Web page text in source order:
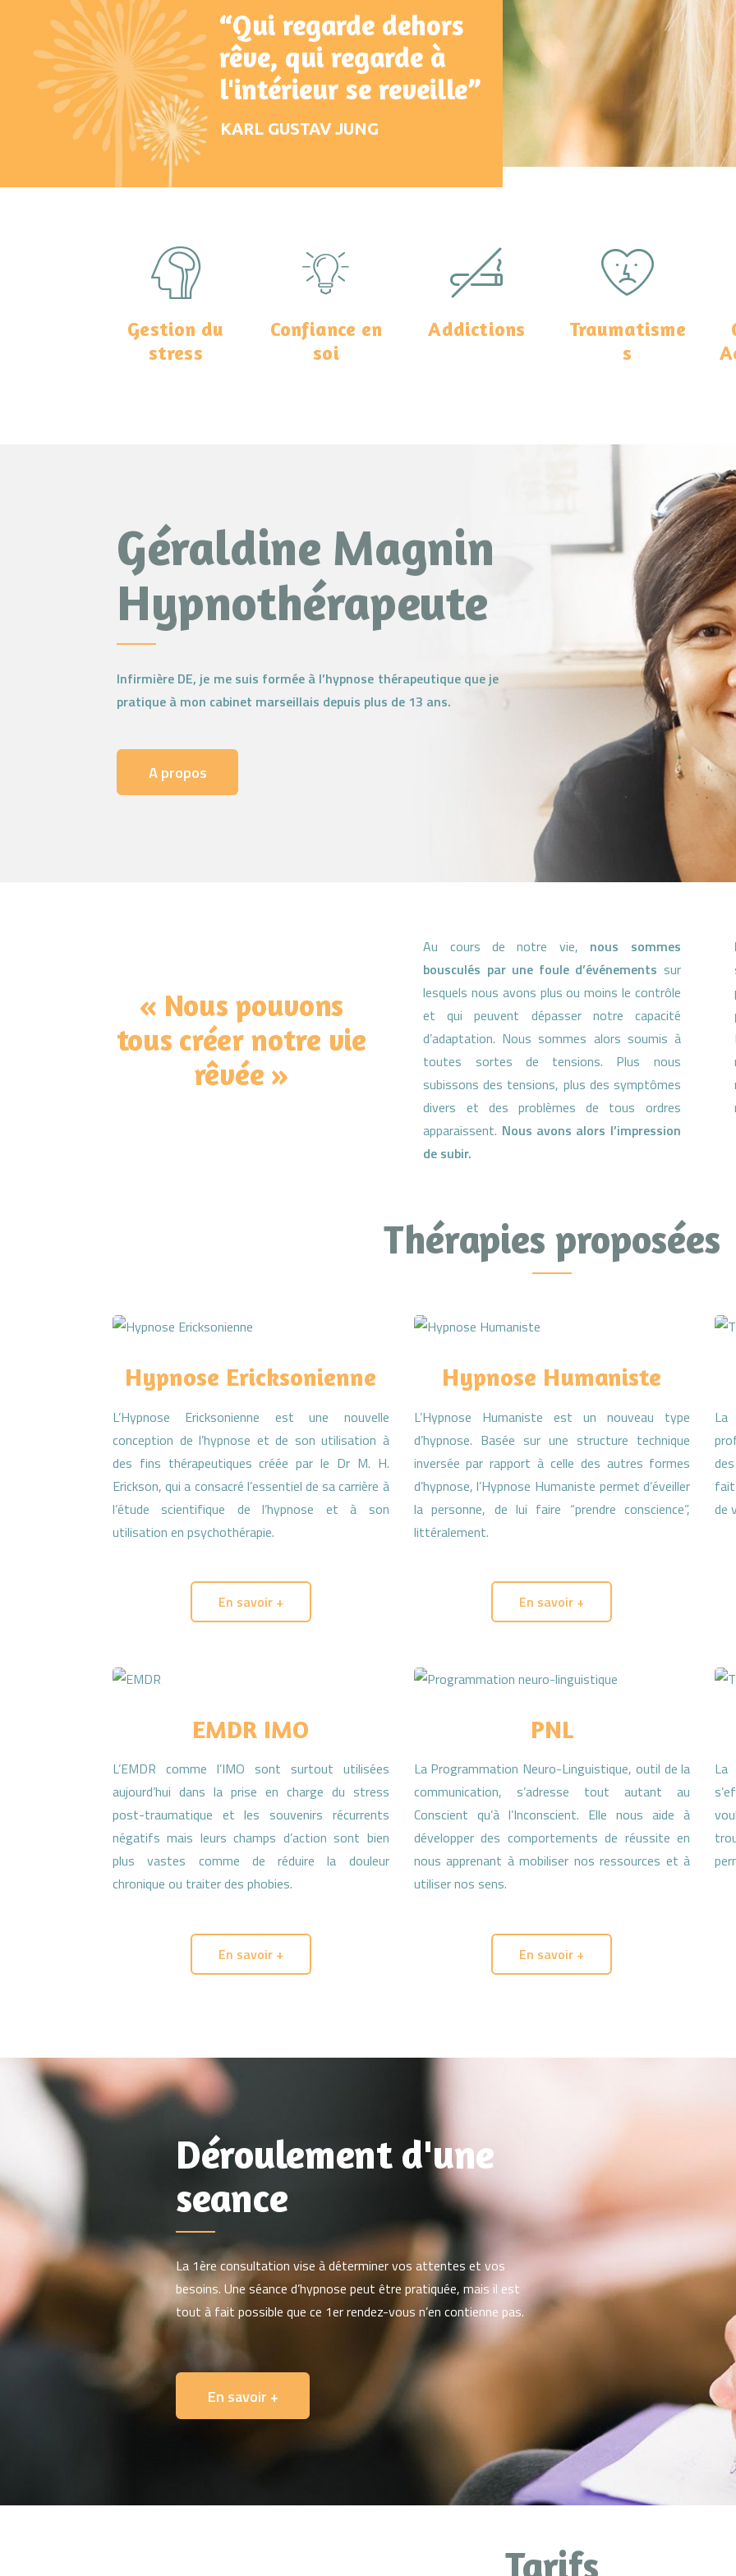
“Lorsque vous lui
ouvrez la porte, la
magie est partout”
OLIVIER LOCKERT
Gestion du
stress
Confiance en
soi
Addictions
Traumatisme
s
Géraldine Magnin
Hypnothérapeute
Infirmière DE, je me suis formée à l’hypnose thérapeutique que je
pratique à mon cabinet marseillais depuis plus de 13 ans.
A propos
« Nous pouvons
tous créer notre vie
rêvée »
Au cours de notre vie, nous sommes
bousculés par une foule d’événements sur
lesquels nous avons plus ou moins le contrôle
et qui peuvent dépasser notre capacité
d’adaptation. Nous sommes alors soumis à
toutes sortes de tensions. Plus nous
subissons des tensions, plus des symptômes
divers et des problèmes de tous ordres
apparaissent. Nous avons alors l’impression
de subir.
Thérapies proposées
Hypnose Ericksonienne
L’Hypnose Ericksonienne est une nouvelle
conception de l’hypnose et de son utilisation à
des fins thérapeutiques créée par le Dr M. H.
Erickson, qui a consacré l’essentiel de sa carrière à
l’étude scientifique de l’hypnose et à son
utilisation en psychothérapie.
En savoir +
Hypnose Humaniste
L’Hypnose Humaniste est un nouveau type
d’hypnose. Basée sur une structure technique
inversée par rapport à celle des autres formes
d’hypnose, l’Hypnose Humaniste permet d’éveiller
la personne, de lui faire “prendre conscience”,
littéralement.
En savoir +
La
fait
de
EMDR IMO
L’EMDR comme l’IMO sont surtout utilisées
aujourd’hui dans la prise en charge du stress
post-traumatique et les souvenirs récurrents
négatifs mais leurs champs d’action sont bien
plus vastes comme de réduire la douleur
chronique ou traiter des phobies.
En savoir +
PNL
La Programmation Neuro-Linguistique, outil de la
communication, s’adresse tout autant au
Conscient qu’à l’Inconscient. Elle nous aide à
développer des comportements de réussite en
nous apprenant à mobiliser nos ressources et à
utiliser nos sens.
En savoir +
La
Déroulement d'une
seance
La 1ère consultation vise à déterminer vos attentes et vos
besoins. Une séance d’hypnose peut être pratiquée, mais il est
tout à fait possible que ce 1er rendez-vous n’en contienne pas.
En savoir +
Tarifs